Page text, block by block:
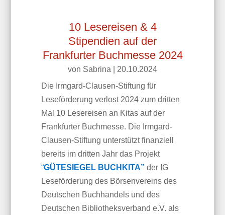
10 Lesereisen & 4
Stipendien auf der
Frankfurter Buchmesse 2024
von Sabrina
20.10.2024
Die Irmgard-Clausen-Stiftung für
Leseförderung verlost 2024 zum dritten
Mal 10 Lesereisen an Kitas auf der
Frankfurter Buchmesse. Die Irmgard-
Clausen-Stiftung unterstützt finanziell
bereits im dritten Jahr das Projekt
“GÜTESIEGEL BUCHKITA” der IG
Leseförderung des Börsenvereins des
Deutschen Buchhandels und des
Deutschen Bibliotheksverband e.V. als